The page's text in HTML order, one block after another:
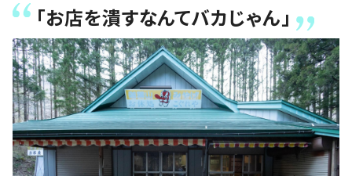
「お店を潰すなんてバカじゃん」